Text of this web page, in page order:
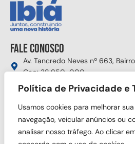
Política de Privacidade e
Usamos cookies para melhorar
navegação, veicular anúncios ou
analisar nosso tráfego. Ao clicar
Fale conosco
Av. Tancredo Neves nº 663,
Cep: 38.950-000
(34) 3631-5750
Segunda à sexta das 8:00h às
Siga nas redes sociais